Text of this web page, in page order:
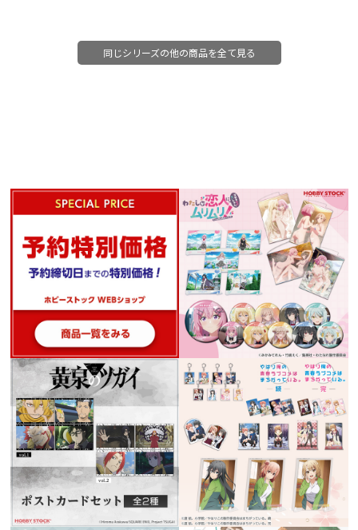
同じシリーズの他の商品を全て見る